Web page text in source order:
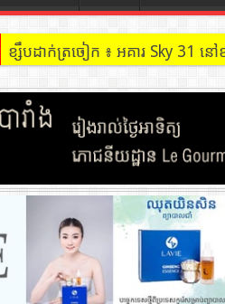
ខ្សឹបដាក់ត្រចៀក ៖ អគារ Sky 31